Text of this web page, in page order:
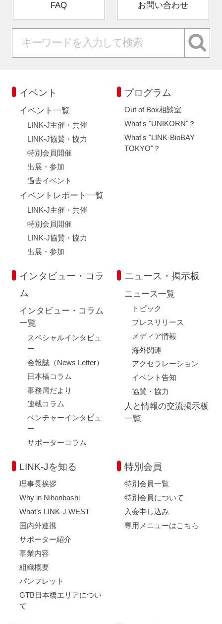
FAQ お問い合わせ
イベント
イベント一覧
LINK-J主催・共催
LINK-J協賛・協力
特別会員開催
出展・参加
過去イベント
イベントレポート一覧
LINK-J主催・共催
特別会員開催
LINK-J協賛・協力
出展・参加
プログラム
Out of Box相談室
What's "UNIKORN"？
What's "LINK-BioBAY
TOKYO"？
インタビュー・コラ
ム
インタビュー・コラム
一覧
スペシャルインタビュ
ー
会報誌（News Letter）
日本橋コラム
事務局だより
連載コラム
ベンチャーインタビュ
ー
サポーターコラム
ニュース・掲示板
ニュース一覧
トピック
プレスリリース
メディア情報
海外関連
アクセラレーション
イベント告知
協賛・協力
人と情報の交流掲示板
一覧
LINK-Jを知る
理事長挨拶
Why in Nihonbashi
What’s LINK-J WEST
国内外連携
サポーター紹介
事業内容
組織概要
パンフレット
GTB日本橋エリアについ
て
特別会員
特別会員一覧
特別会員について
入会申し込み
専用メニューはこちら